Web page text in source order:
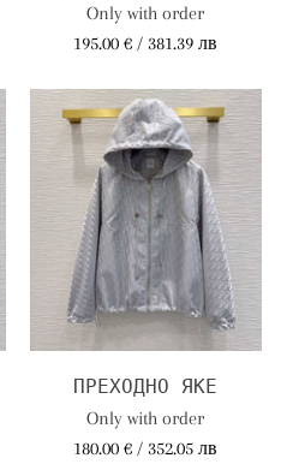
Only with order
195.00 € / 381.39 лв
ПРЕХОДНО ЯКЕ
Only with order
180.00 € / 352.05 лв